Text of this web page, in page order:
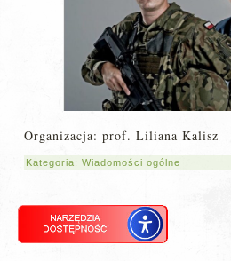
Organizacja: prof. Liliana Kalisz
Kategoria:Wiadomości ogólne